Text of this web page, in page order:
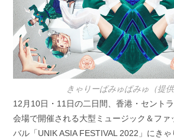
きゃりーぱみゅぱみゅ（提供
12月10日・11日の二日間、香港・セント
会場で開催される大型ミュージック＆ファ
バル「UNIK ASIA FESTIVAL 2022」にき